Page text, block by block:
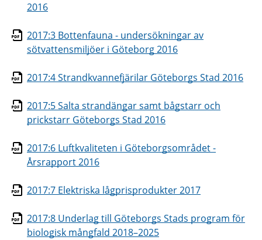
2016
2017:3 Bottenfauna - undersökningar av
sötvattensmiljöer i Göteborg 2016
2017:4 Strandkvannefjärilar Göteborgs Stad 2016
2017:5 Salta strandängar samt bågstarr och
prickstarr Göteborgs Stad 2016
2017:6 Luftkvaliteten i Göteborgsområdet -
Årsrapport 2016
2017:7 Elektriska lågprisprodukter 2017
2017:8 Underlag till Göteborgs Stads program för
biologisk mångfald 2018–2025